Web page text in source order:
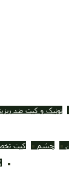
تونیک و کیت ضد
چشم کیت